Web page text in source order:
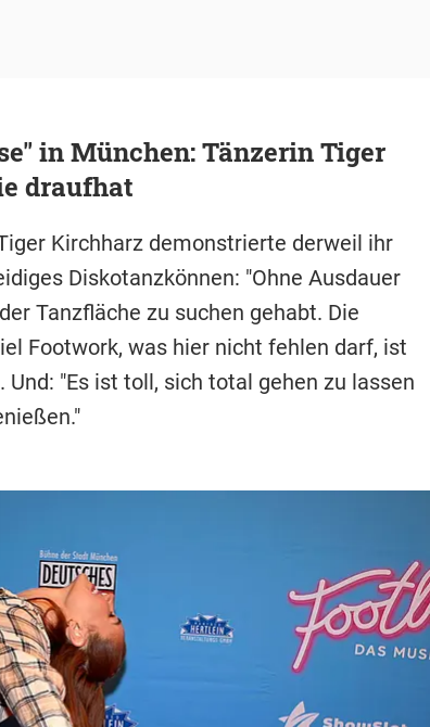
in München: Tänzerin Tiger
draufhat
Kirchharz demonstrierte derweil ihr
Diskotanzkönnen: "Ohne Ausdauer
Tanzfläche zu suchen gehabt. Die
Footwork, was hier nicht fehlen darf, ist
"Es ist toll, sich total gehen zu lassen